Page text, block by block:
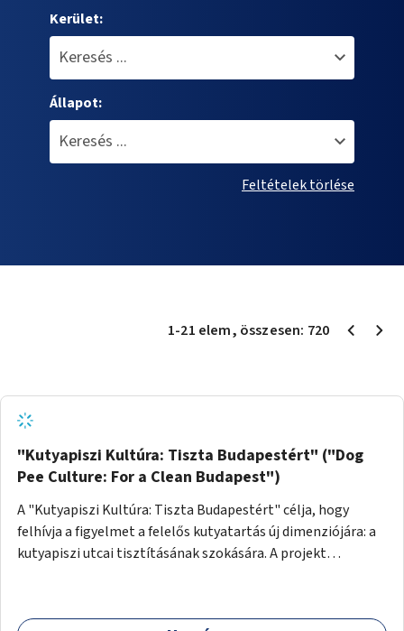
Kerület:
Állapot:
Feltételek törlése
1-21 elem, összesen: 720
"Kutyapiszi Kultúra: Tiszta Budapestért" ("Dog
Pee Culture: For a Clean Budapest")
A "Kutyapiszi Kultúra: Tiszta Budapestért" célja, hogy
felhívja a figyelmet a felelős kutyatartás új dimenziójára: a
kutyapiszi utcai tisztításának szokására. A projekt
palack vízzel öblítsék le azt, ezzel hozzájárulva a tiszta,